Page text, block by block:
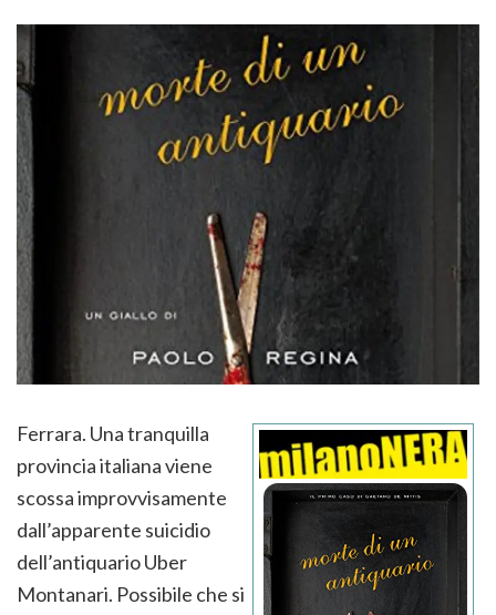
Ferrara. Una tranquilla
provincia italiana viene
scossa improvvisamente
dall’apparente suicidio
dell’antiquario Uber
Montanari. Possibile che si